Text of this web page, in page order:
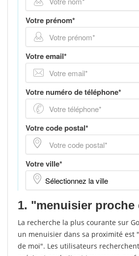
1. "menuisier proche
La recherche la plus courante sur
un menuisier dans sa proximité est
de moi". Les utilisateurs